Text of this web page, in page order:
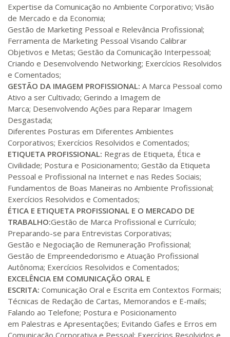
260 H 33 dias 90
R$ 1.288,78
Matricular
280 H 35 120 dias
R$ 1.387,93
Matricular
300 H 38dias 120 dias
R$ 1.487,06
Matricular
320 H 40 dias 120dias
R$ 1.586,20
Matricular
340 H 43dias 120dias
R$ 1.685,33
Matricular
360 H 45dias 120 dias
R$ 1.784,48
Matricular
380 H 48dias 150dias
R$ 1.883,61
Matricular
400 H 50dias 150dias
R$ 1.982,74
Matricular
R$ 2.082,12
Expertise da Comunicação no Ambiente Corporativo; Visão
de Mercado e da Economia;
Gestão de Marketing Pessoal e Relevância Profissional;
Ferramenta de Marketing Pessoal Visando Calibrar
Objetivos e Metas; Gestão da Comunicação Interpessoal;
Criando e Desenvolvendo Networking; Exercícios Resolvidos
e Comentados;
GESTÃO DA IMAGEM PROFISSIONAL: A Marca Pessoal como
Ativo a ser Cultivado; Gerindo a Imagem de
Marca; Desenvolvendo Ações para Reparar Imagem
Desgastada;
Diferentes Posturas em Diferentes Ambientes
Corporativos; Exercícios Resolvidos e Comentados;
ETIQUETA PROFISSIONAL: Regras de Etiqueta, Ética e
Civilidade; Postura e Posicionamento; Gestão da Etiqueta
Pessoal e Profissional na Internet e nas Redes Sociais;
Fundamentos de Boas Maneiras no Ambiente Profissional;
Exercícios Resolvidos e Comentados;
ÉTICA E ETIQUETA PROFISSIONAL E O MERCADO DE
TRABALHO:Gestão de Marca Profissional e Currículo;
Preparando-se para Entrevistas Corporativas;
Gestão e Negociação de Remuneração Profissional;
Gestão de Empreendedorismo e Atuação Profissional
Autônoma; Exercícios Resolvidos e Comentados;
EXCELÊNCIA EM COMUNICAÇÃO ORAL E
ESCRITA: Comunicação Oral e Escrita em Contextos Formais;
Técnicas de Redação de Cartas, Memorandos e E-mails;
Falando ao Telefone; Postura e Posicionamento
em Palestras e Apresentações; Evitando Gafes e Erros em
Comunicação Corporativa e Pessoal; Exercícios Resolvidos e